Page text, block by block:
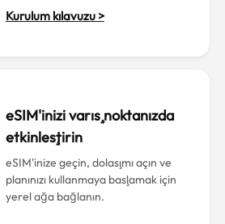
Kurulum kılavuzu >
eSIM'inizi varış noktanızda
etkinleştirin
eSIM'inize geçin, dolaşımı açın ve
planınızı kullanmaya başlamak için
yerel ağa bağlanın.